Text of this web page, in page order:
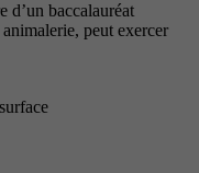
d’un baccalauréat
peut exercer